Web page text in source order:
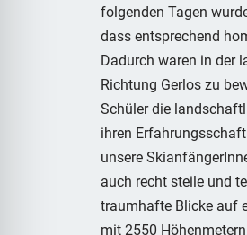
folgenden Tagen
dass entsprechend
Dadurch waren in der
Richtung Gerlos zu
Schüler die
ihren
unsere
auch recht steile und
traumhafte Blicke auf
mit 2550